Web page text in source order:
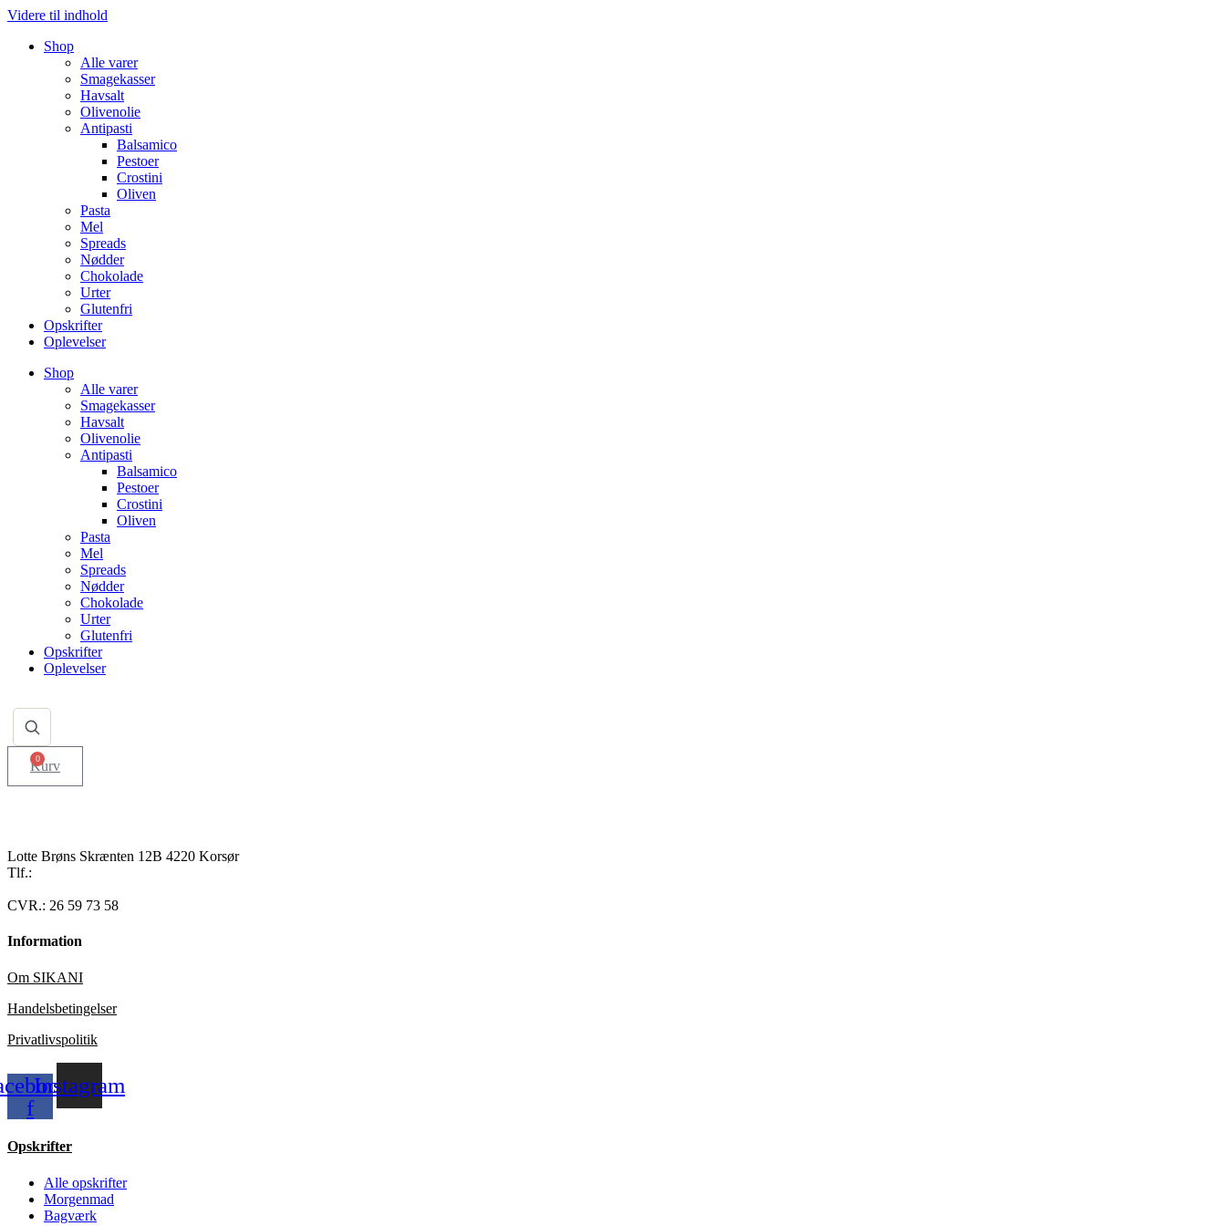
Videre til indhold
Shop
Alle varer
Smagekasser
Havsalt
Olivenolie
Antipasti
Balsamico
Pestoer
Crostini
Oliven
Pasta
Mel
Spreads
Nødder
Chokolade
Urter
Glutenfri
Opskrifter
Oplevelser
Shop
Alle varer
Smagekasser
Havsalt
Olivenolie
Antipasti
Balsamico
Pestoer
Crostini
Oliven
Pasta
Mel
Spreads
Nødder
Chokolade
Urter
Glutenfri
Opskrifter
Oplevelser
0
Kurv
Lotte Brøns Skrænten 12B 4220 Korsør
Tlf.:
CVR.: 26 59 73 58
Information
Om SIKANI
Handelsbetingelser
Privatlivspolitik
f
Instagram
Opskrifter
Alle opskrifter
Morgenmad
Bagværk